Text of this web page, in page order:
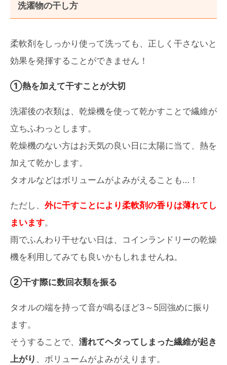
洗濯物の干し方
柔軟剤をしっかり使って洗っても、正しく干さないと
効果を発揮することができません！
①熱を加えて干すことが大切
洗濯後の衣類は、乾燥機を使って乾かすことで繊維が
立ちふわっとします。
乾燥機のない方はお天気の良い日に太陽に当て、熱を
加えて乾かします。
タオルなどはボリュームがよみがえることも…！
ただし、 外に干すことにより柔軟剤の香りは薄れてし
まいます。
雨でふんわり干せない日は、コインランドリーの乾燥
機を利用してみても良いかもしれませんね。
②干す際に数回衣類を振る
タオルの端を持って音が鳴るほど3～5回強めに振り
ます。
そうすることで、 濡れてヘタってしまった繊維が起き
上がり 、ボリュームがよみがえります。